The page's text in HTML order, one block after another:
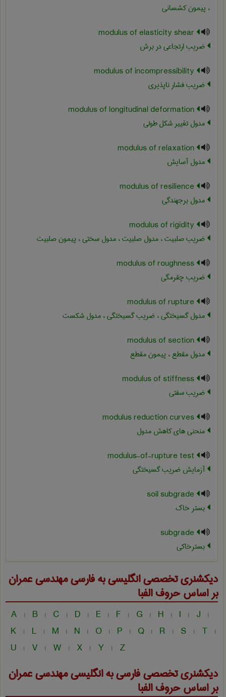
، پیمون کشسانی
ضریب ارتجاعی در برش
ضریب فشار ناپذیری
مدول تغییر شکل طولی
مدول آسایش
مدول برجهندگی
ضریب صلبیت ، مدول صلبیت ، مدول سختی ، پیمون صلبیت
ضریب چقرمگی
مدول گسیختگی ، ضریب گسیختگی ، مدول شکست
مدول مقطع ، پیمون مقطع
ضریب سفتی
منحنی های کاهش مدول
آزمایش ضریب گسیختگی
بستر خاک
بسترخاکی
دیکشنری تخصصی انگلیسی به فارسیمهندسی عمران
بر اساس حروف الفبا
A | B | C | D | E | F | G | H | I | J |
K | L | M | N | O | P | Q | R | S | T |
U | V | W | X | Y | Z
دیکشنری تخصصی فارسی به انگلیسیمهندسی عمران
بر اساس حروف الفبا